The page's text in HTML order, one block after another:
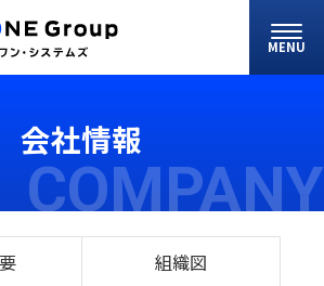
MENU
会社情報
COMPANY
組織図